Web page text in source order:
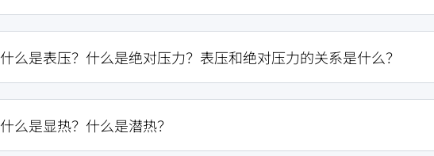
什么是表压？什么是绝对压力？表压和绝对压力的关系是什么？
什么是显热？什么是潜热？